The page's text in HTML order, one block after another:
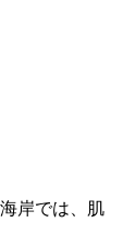
岸では、肌